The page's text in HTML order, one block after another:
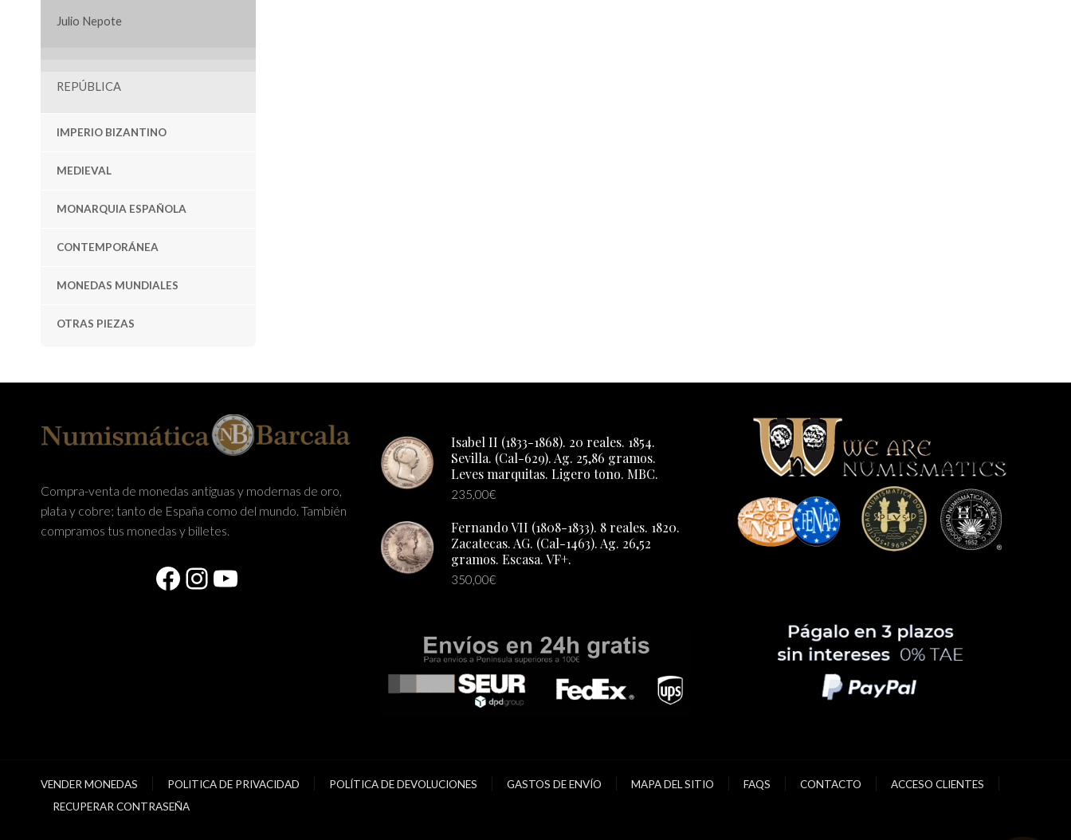
Julio Nepote
REPÚBLICA
IMPERIO BIZANTINO
MEDIEVAL
MONARQUIA ESPAÑOLA
CONTEMPORÁNEA
MONEDAS MUNDIALES
OTRAS PIEZAS
Compra-venta de monedas antiguas y modernas de oro,
plata y cobre; tanto de España como del mundo. También
compramos tus monedas y billetes.
Facebook
Instagram
YouTube
Isabel II (1833-1868). 20 reales. 1854.
Sevilla. (Cal-629). Ag. 25,86 gramos.
Leves marquitas. Ligero tono. MBC.
235,00€
Fernando VII (1808-1833). 8 reales. 1820.
Zacatecas. AG. (Cal-1463). Ag. 26,52
gramos. Escasa. VF+.
350,00€
VENDER MONEDAS POLITICA DE PRIVACIDAD POLÍTICA DE DEVOLUCIONES GASTOS DE ENVÍO MAPA DEL SITIO FAQS CONTACTO
ACCESO CLIENTES
RECUPERAR CONTRASEÑA